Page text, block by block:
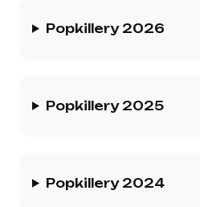
Popkillery 2026
Popkillery 2025
Popkillery 2024